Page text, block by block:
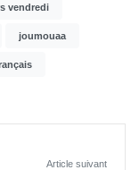
vendredi
joumouaa
Article suivant